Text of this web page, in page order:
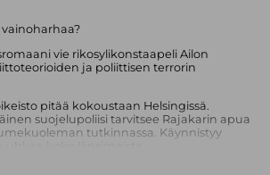
vainoharhaa?
vie rikosylikonstaapeli Ailon
ja poliittisen terrorin
pitää kokoustaan Helsingissä.
suojelupoliisi tarvitsee Rajakarin apua
tutkinnassa. Käynnistyy
sitä, mitä siitä enää on jäljellä.